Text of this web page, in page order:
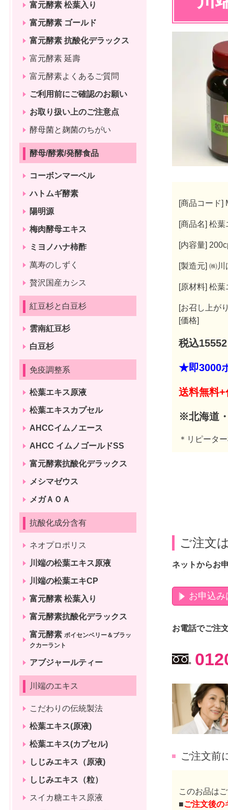
[商品コード]
[商品名] 松
[内容量]
[製造元] ㈱
[原材料] 松
[お召し上が
[価格]
税込
★即3000
送料無料
※北海道
＊リピータ
ご注文
ネットからお
お申込
お電話でご
ご注文前
このお品は
■ご注文後の
富元酵素 松葉入り
富元酵素 ゴールド
富元酵素 抗酸化デラックス
富元酵素 延壽
富元酵素よくあるご質問
ご利用前にご確認のお願い
お取り扱い上のご注意点
酵母菌と麹菌のちがい
酵母/酵素/発酵食品
コーボンマーベル
ハトムギ酵素
陽明源
梅肉酵母エキス
ミヨノハナ柿酢
萬寿のしずく
贅沢国産カシス
紅豆杉と白豆杉
雲南紅豆杉
白豆杉
免疫調整系
松葉エキス原液
松葉エキスカプセル
AHCCイムノエース
AHCC イムノゴールドSS
富元酵素抗酸化デラックス
メシマゼウス
メガＡＯＡ
抗酸化成分含有
ネオプロポリス
川端の松葉エキス原液
川端の松葉エキCP
富元酵素 松葉入り
富元酵素抗酸化デラックス
富元酵素 ボイセンベリー＆ブラッ
クカーラント
アブジャールティー
川端のエキス
こだわりの伝統製法
松葉エキス(原液)
松葉エキス(カプセル)
しじみエキス（原液)
しじみエキス（粒）
スイカ糖エキス原液